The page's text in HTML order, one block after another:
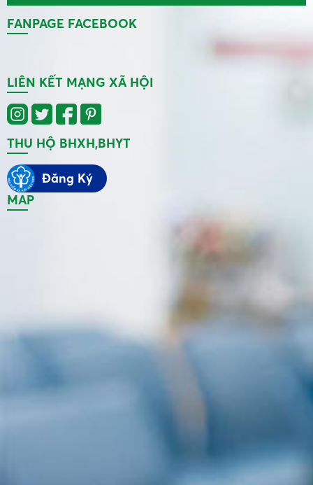
MAP
FANPAGE FACEBOOK
LIÊN KẾT MẠNG XÃ HỘI
THU HỘ BHXH,BHYT
Đăng Ký